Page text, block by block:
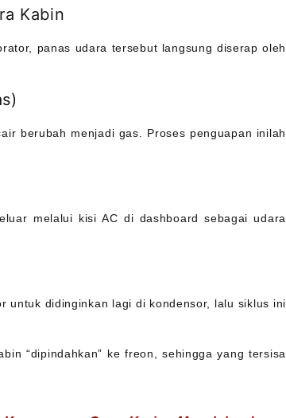
Kabin
panas udara tersebut langsung diserap oleh
berubah menjadi gas. Proses penguapan inilah
melalui kisi AC di dashboard sebagai udara
untuk didinginkan lagi di kondensor, lalu siklus ini
“dipindahkan” ke freon, sehingga yang tersisa